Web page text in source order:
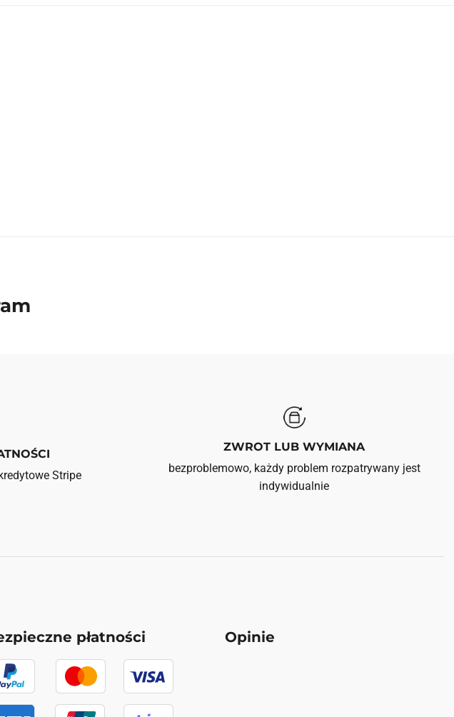
Stripe
ZWROT LUB WYMIANA
bezproblemowo, każdy problem rozpatrywany jest
indywidualnie
płatności Opinie